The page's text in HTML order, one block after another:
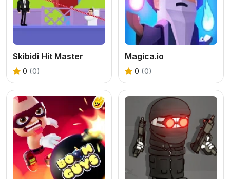
Skibidi Hit Master
0 (0)
Magica.io
0 (0)